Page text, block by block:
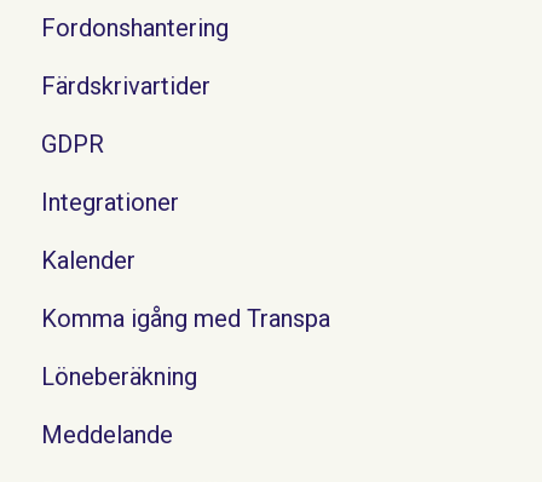
Fordonshantering
Färdskrivartider
GDPR
Integrationer
Kalender
Komma igång med Transpa
Löneberäkning
Meddelande